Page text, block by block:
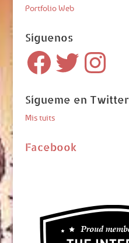
Portfolio Web
Síguenos
Facebook Twitter Instagram
Sígueme en Twitter
Mis tuits
Facebook